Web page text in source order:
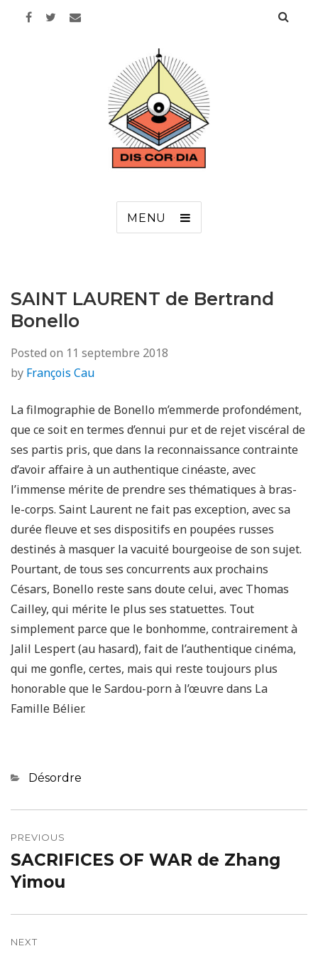
MENU
SAINT LAURENT de Bertrand
Bonello
Posted on 11 septembre 2018
by François Cau
La filmographie de Bonello m’emmerde profondément,
que ce soit en termes d’ennui pur et de rejet viscéral de
ses partis pris, que dans la reconnaissance contrainte
d’avoir affaire à un authentique cinéaste, avec
l’immense mérite de prendre ses thématiques à bras-
le-corps. Saint Laurent ne fait pas exception, avec sa
durée fleuve et ses dispositifs en poupées russes
destinés à masquer la vacuité bourgeoise de son sujet.
Pourtant, de tous ses concurrents aux prochains
Césars, Bonello reste sans doute celui, avec Thomas
Cailley, qui mérite le plus ses statuettes. Tout
simplement parce que le bonhomme, contrairement à
Jalil Lespert (au hasard), fait de l’authentique cinéma,
qui me gonfle, certes, mais qui reste toujours plus
honorable que le Sardou-porn à l’œuvre dans La
Famille Bélier.
Categories
Désordre
de
l’article
PREVIOUS
Previous
post:
SACRIFICES OF WAR de Zhang
Yimou
NEXT